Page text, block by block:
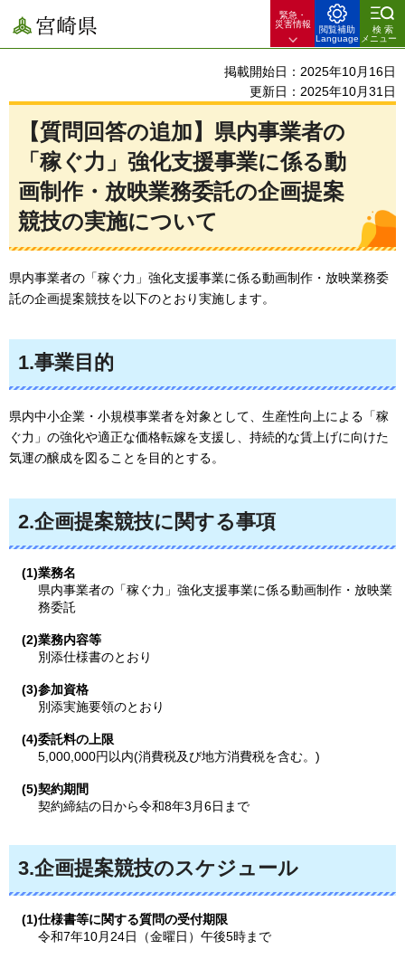
宮崎県
緊急・
災害情報
閲覧補助
Language
検索
メニュー
掲載開始日：2025年10月16日
更新日：2025年10月31日
【質問回答の追加】県内事業者の
「稼ぐ力」強化支援事業に係る動
画制作・放映業務委託の企画提案
競技の実施について
県内事業者の「稼ぐ力」強化支援事業に係る動画制作・放映業務委
託の企画提案競技を以下のとおり実施します。
1.事業目的
県内中小企業・小規模事業者を対象として、生産性向上による「稼
ぐ力」の強化や適正な価格転嫁を支援し、持続的な賃上げに向けた
気運の醸成を図ることを目的とする。
2.企画提案競技に関する事項
(1)業務名
県内事業者の「稼ぐ力」強化支援事業に係る動画制作・放映業
務委託
(2)業務内容等
別添仕様書のとおり
(3)参加資格
別添実施要領のとおり
(4)委託料の上限
5,000,000円以内(消費税及び地方消費税を含む。)
(5)契約期間
契約締結の日から令和8年3月6日まで
3.企画提案競技のスケジュール
(1)仕様書等に関する質問の受付期限
令和7年10月24日（金曜日）午後5時まで